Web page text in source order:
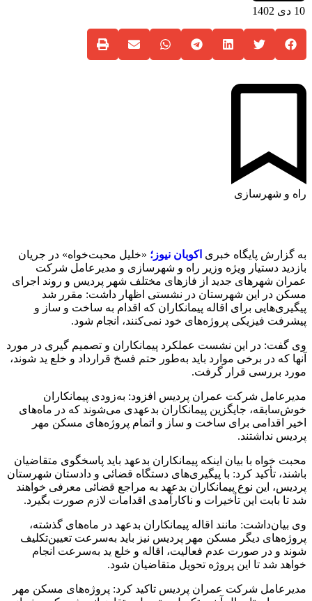
10 دی 1402
راه و شهرسازی
به گزارش پایگاه خبری اکوبان نیوز؛ «خلیل محبت‌خواه» در جریان
بازدید دستیار ویژه وزیر راه و شهرسازی و مدیرعامل شرکت
عمران شهرهای جدید از فازهای مختلف شهر پردیس و روند اجرای
مسکن در این شهرستان در نشستی اظهار داشت: مقرر شد
پیگیری‌هایی برای اقاله پیمانکاران که اقدام به ساخت و ساز و
پیشرفت فیزیکی پروژه‌های خود نمی‌کنند، انجام شود.
وی گفت: در این نشست عملکرد پیمانکاران و تصمیم گیری در مورد
آنها که در برخی موارد باید به‌طور حتم فسخ قرارداد و خلع ید شوند،
مورد بررسی قرار گرفت.
مدیرعامل شرکت عمران پردیس افزود: به‌زودی پیمانکاران
خوش‌سابقه، جایگزین پیمانکاران بدعهدی می‌شوند که در ماه‌های
اخیر اقدامی برای ساخت و ساز و اتمام پروژه‌های مسکن مهر
پردیس نداشتند.
محبت خواه با بیان اینکه پیمانکاران بدعهد باید پاسخگوی متقاضیان
باشند، تأکید کرد: با پیگیری‌های دستگاه قضائی و دادستان شهرستان
پردیس، این نوع پیمانکاران بدعهد به مراجع قضائی معرفی خواهند
شد تا بابت این تأخیرات و ناکارآمدی اقدامات لازم صورت بگیرد.
وی بیان‌داشت: مانند اقاله پیمانکاران بدعهد در ماه‌های گذشته،
پروژه‌های دیگر مسکن مهر پردیس نیز باید به‌سرعت تعیین‌تکلیف
شوند و در صورت عدم فعالیت، اقاله و خلع ید به‌سرعت انجام
خواهد شد تا این پروژه تحویل متقاضیان شود.
مدیرعامل شرکت عمران پردیس تاکید کرد: پروژه‌های مسکن مهر